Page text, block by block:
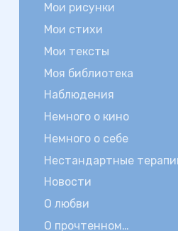
Мои рисунки
Мои стихи
Мои тексты
Моя библиотека
Наблюдения
Немного о кино
Немного о себе
Нестандартные
Новости
О любви
О прочтенном…